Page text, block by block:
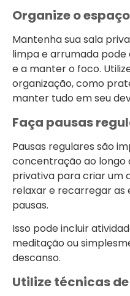
Organize o espaço
Mantenha sua sala
limpa e arrumada pode
e a manter o foco.
organização, como
manter tudo em seu
Faça pausas
Pausas regulares são
concentração ao longo
privativa para criar um
relaxar e recarregar as
pausas.
Isso pode incluir
meditação ou
descanso.
Utilize técnicas